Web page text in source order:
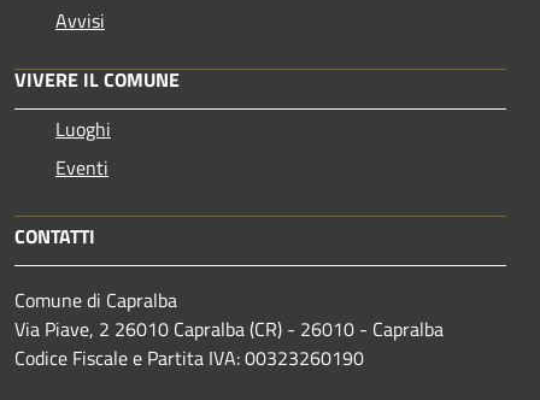
Avvisi
VIVERE IL COMUNE
Luoghi
Eventi
CONTATTI
Comune di Capralba
Via Piave, 2 26010 Capralba (CR) - 26010 - Capralba
Codice Fiscale e Partita IVA: 00323260190